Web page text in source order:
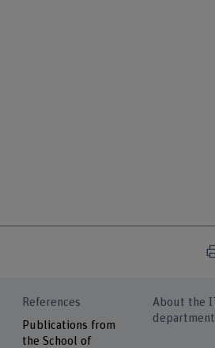
References
Publications from
the School of
About the IT
department